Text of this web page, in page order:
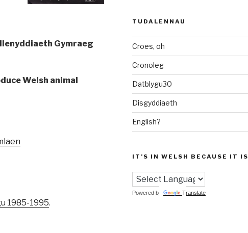
Gymraeg
Welsh animal
1985-1995.
TUDALENNAU
Croes, oh
Cronoleg
Datblygu30
Disgyddiaeth
English?
IT’S IN WELSH BECAUSE IT IS
Powered by Translate